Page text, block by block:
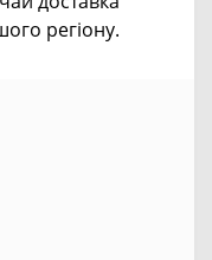
регіону.